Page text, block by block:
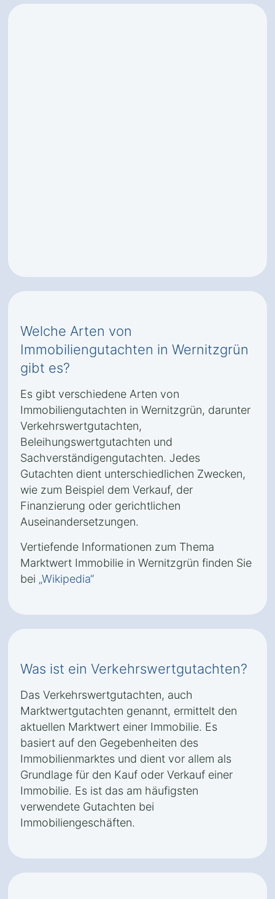
Welche Arten von
Immobiliengutachten in Wernitzgrün
gibt es?
Es gibt verschiedene Arten von
Immobiliengutachten in Wernitzgrün, darunter
Verkehrswertgutachten,
Beleihungswertgutachten und
Sachverständigengutachten. Jedes
Gutachten dient unterschiedlichen Zwecken,
wie zum Beispiel dem Verkauf, der
Finanzierung oder gerichtlichen
Auseinandersetzungen.
Vertiefende Informationen zum Thema
Marktwert Immobilie in Wernitzgrün finden Sie
bei „Wikipedia“
Was ist ein Verkehrswertgutachten?
Das Verkehrswertgutachten, auch
Marktwertgutachten genannt, ermittelt den
aktuellen Marktwert einer Immobilie. Es
basiert auf den Gegebenheiten des
Immobilienmarktes und dient vor allem als
Grundlage für den Kauf oder Verkauf einer
Immobilie. Es ist das am häufigsten
verwendete Gutachten bei
Immobiliengeschäften.